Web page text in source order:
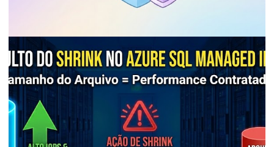
AZURE SQL DATABASE BANCO DE DADOS
Azure SQL Database Firewall - Cómo
configurar reglas a nivel de servidor y
base de datos
28 de diciembre de 2025 5 min de lectura